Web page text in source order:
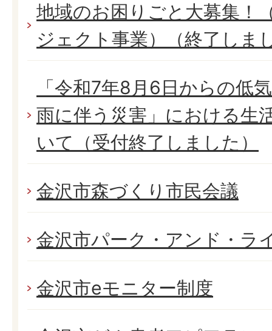
地域のお困りごと大募集！
ジェクト事業）（終了しま
「令和7年8月6日からの低
雨に伴う災害」における生
いて（受付終了しました）
金沢市森づくり市民会議
金沢市パーク・アンド・ラ
金沢市eモニター制度